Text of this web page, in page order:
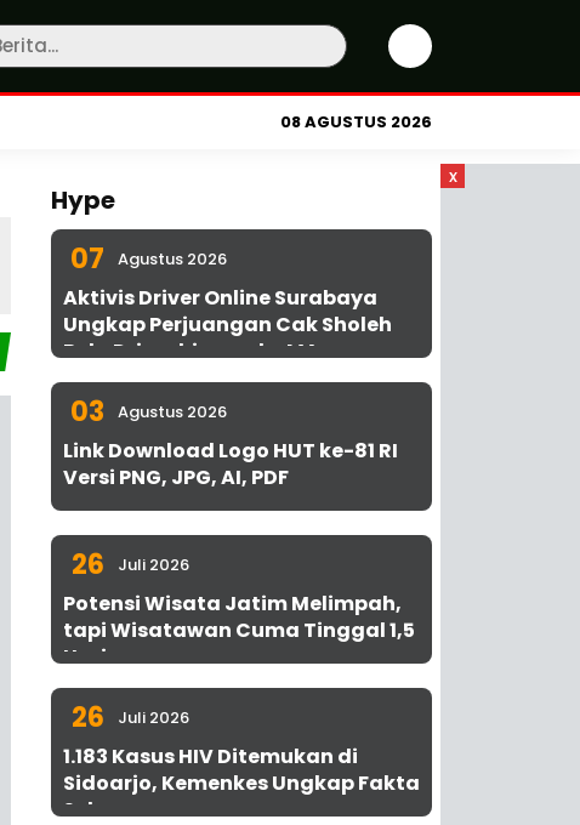
08 AGUSTUS 2026
x
Hype
07 Agustus 2026
Aktivis Driver Online Surabaya
Ungkap Perjuangan Cak Sholeh
Bela Driver hingga ke MA
03 Agustus 2026
Link Download Logo HUT ke-81 RI
Versi PNG, JPG, AI, PDF
26 Juli 2026
Potensi Wisata Jatim Melimpah,
tapi Wisatawan Cuma Tinggal 1,5
Hari
26 Juli 2026
1.183 Kasus HIV Ditemukan di
Sidoarjo, Kemenkes Ungkap Fakta
Sebenarnya